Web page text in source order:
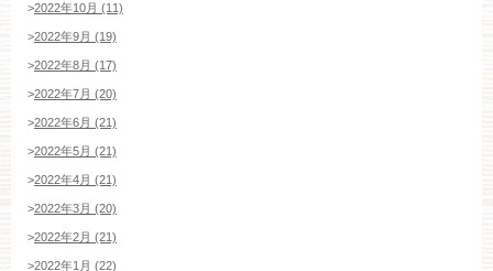
>2022年10月 (11)
>2022年9月 (19)
>2022年8月 (17)
>2022年7月 (20)
>2022年6月 (21)
>2022年5月 (21)
>2022年4月 (21)
>2022年3月 (20)
>2022年2月 (21)
>2022年1月 (22)